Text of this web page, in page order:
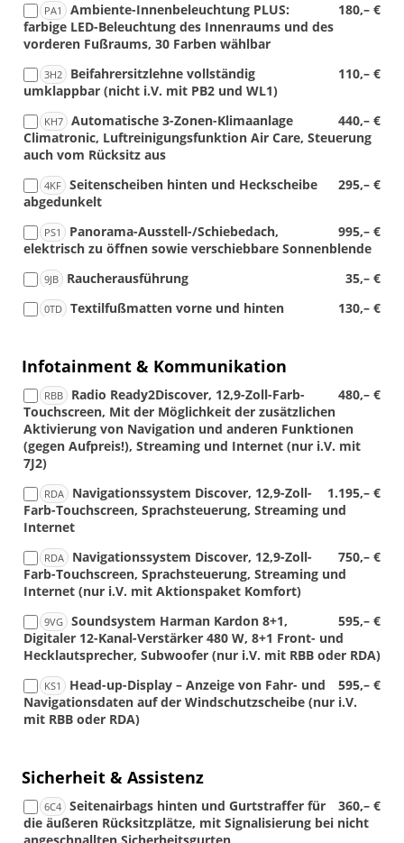
PA1 180,– €
Ambiente-Innenbeleuchtung PLUS:
farbige LED-Beleuchtung des Innenraums und des
vorderen Fußraums, 30 Farben wählbar
3H2 110,– €
Beifahrersitzlehne vollständig
umklappbar (nicht i.V. mit PB2 und WL1)
KH7 440,– €
Automatische 3-Zonen-Klimaanlage
Climatronic, Luftreinigungsfunktion Air Care, Steuerung
auch vom Rücksitz aus
4KF 295,– €
Seitenscheiben hinten und Heckscheibe
abgedunkelt
PS1 995,– €
Panorama-Ausstell-/Schiebedach,
elektrisch zu öffnen sowie verschiebbare Sonnenblende
9JB 35,– €
Raucherausführung
0TD 130,– €
Textilfußmatten vorne und hinten
Infotainment & Kommunikation
RBB 480,– €
Radio Ready2Discover, 12,9-Zoll-Farb-
Touchscreen, Mit der Möglichkeit der zusätzlichen
Aktivierung von Navigation und anderen Funktionen
(gegen Aufpreis!), Streaming und Internet (nur i.V. mit
7J2)
RDA 1.195,– €
Navigationssystem Discover, 12,9-Zoll-
Farb-Touchscreen, Sprachsteuerung, Streaming und
Internet
RDA 750,– €
Navigationssystem Discover, 12,9-Zoll-
Farb-Touchscreen, Sprachsteuerung, Streaming und
Internet (nur i.V. mit Aktionspaket Komfort)
9VG 595,– €
Soundsystem Harman Kardon 8+1,
Digitaler 12-Kanal-Verstärker 480 W, 8+1 Front- und
Hecklautsprecher, Subwoofer (nur i.V. mit RBB oder RDA)
KS1 595,– €
Head-up-Display – Anzeige von Fahr- und
Navigationsdaten auf der Windschutzscheibe (nur i.V.
mit RBB oder RDA)
Sicherheit & Assistenz
6C4 360,– €
Seitenairbags hinten und Gurtstraffer für
die äußeren Rücksitzplätze, mit Signalisierung bei nicht